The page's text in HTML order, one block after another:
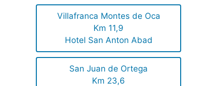
Villafranca Montes de Oca
Km 11,9
Hotel San Anton Abad
San Juan de Ortega
Km 23,6